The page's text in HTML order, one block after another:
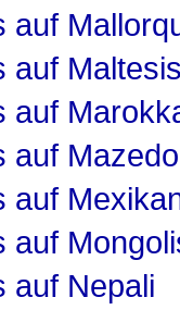
auf
auf
auf
auf
auf
auf
auf Nepali